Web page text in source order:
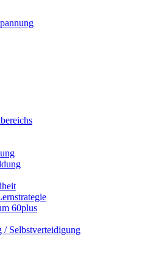
60plus
/ Selbstverteidigung